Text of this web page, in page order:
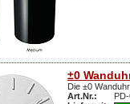
±0
Die ±0
Art.Nr.: